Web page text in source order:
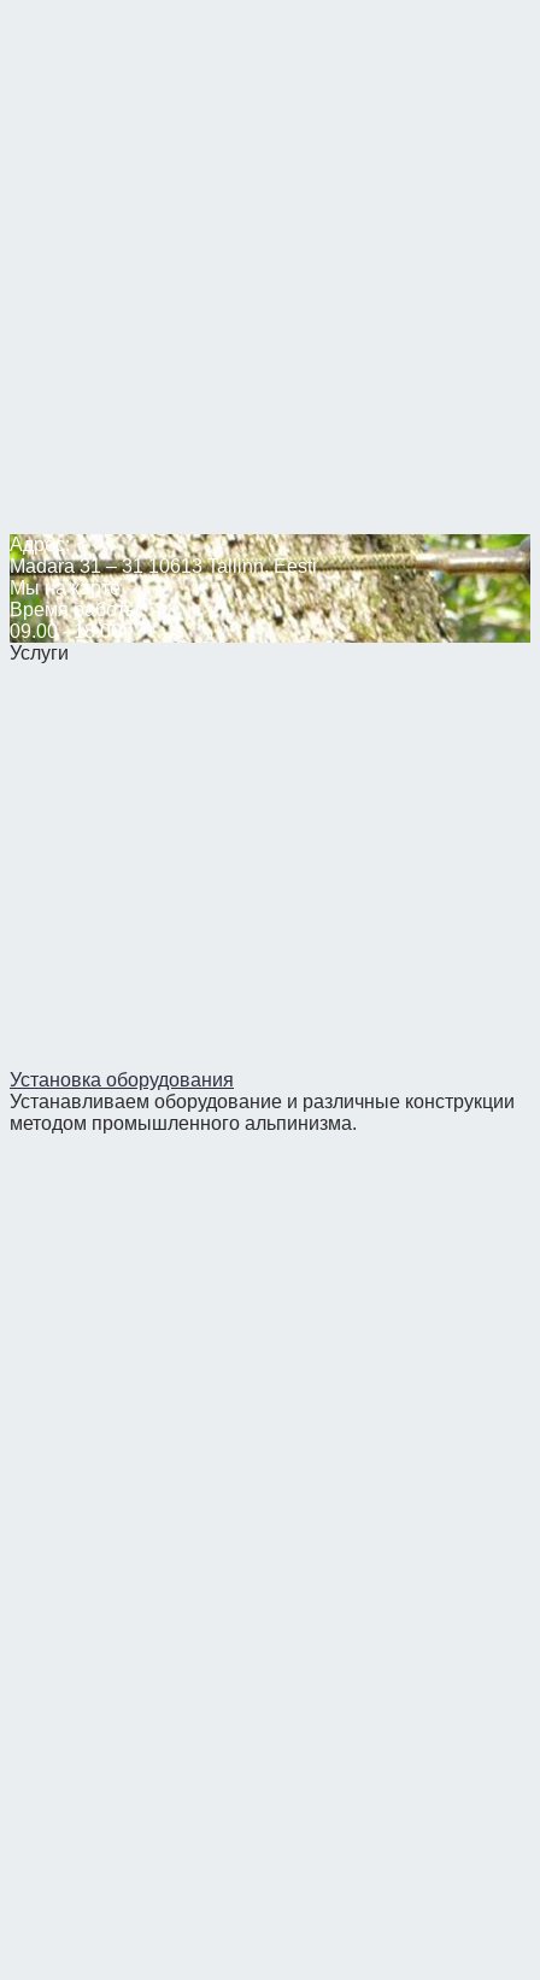
Адрес:
Madara 31 – 31 10613 Tallinn, Eesti
Мы на карте
Время работы:
09.00 - 18.00
Услуги
Установка оборудования
Устанавливаем оборудование и различные конструкции
методом промышленного альпинизма.